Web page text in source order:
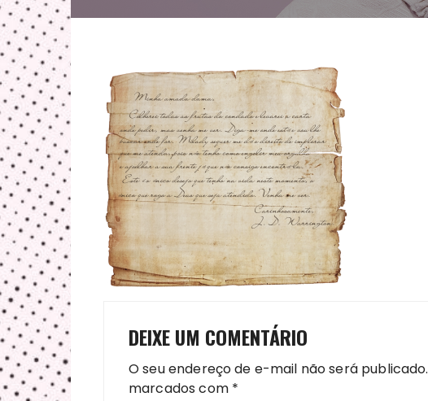
DEIXE UM COMENTÁRIO
O seu endereço de e-mail não será publicado.
marcados com *